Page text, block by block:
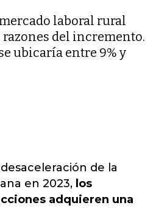
laboral rural
del incremento.
ubicaría entre 9% y
de la
en 2023, los
adquieren una